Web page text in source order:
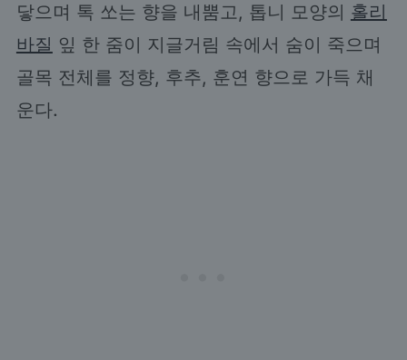
닿으며 톡 쏘는 향을 내뿜고, 톱니 모양의 홀리
바질 잎 한 줌이 지글거림 속에서 숨이 죽으며
골목 전체를 정향, 후추, 훈연 향으로 가득 채
운다.